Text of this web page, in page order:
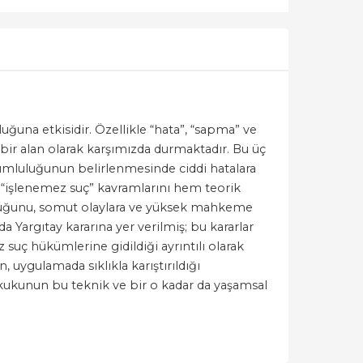
etkisidir. Özellikle “hata”, “sapma” ve
alan olarak karşımızda durmaktadır. Bu üç
belirlenmesinde ciddi hatalara
suç” kavramlarını hem teorik
somut olaylara ve yüksek mahkeme
Yargıtay kararına yer verilmiş; bu kararlar
suç hükümlerine gidildiği ayrıntılı olarak
sıklıkla karıştırıldığı
bu teknik ve bir o kadar da yaşamsal